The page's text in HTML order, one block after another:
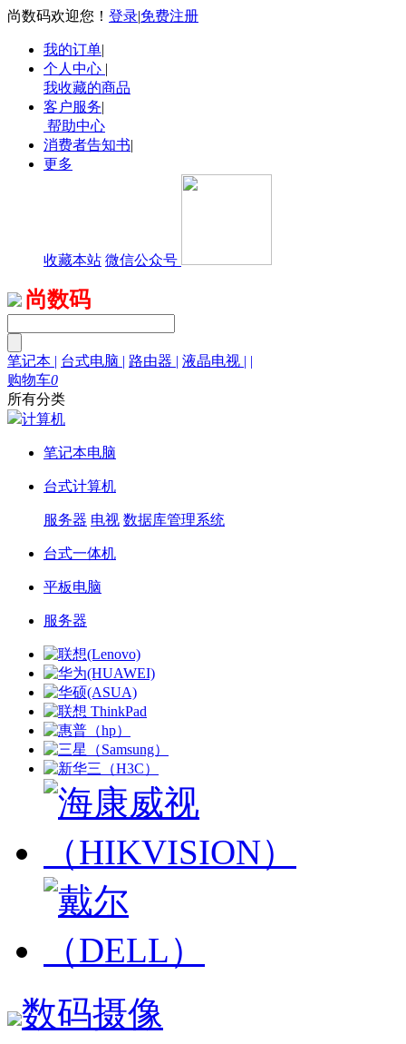
尚数码欢迎您！ 登录|免费注册
我的订单|
个人中心 |
我收藏的商品
客户服务|
帮助中心
消费者告知书|
更多
收藏本站 微信公众号
尚数码
笔记本 | 台式电脑 | 路由器 | 液晶电视 | |
购物车0
所有分类
计算机
笔记本电脑
台式计算机
服务器 电视 数据库管理系统
台式一体机
平板电脑
服务器
数码摄像